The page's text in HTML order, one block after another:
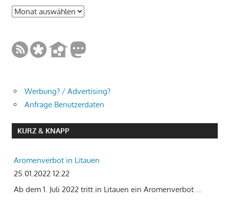
Archive
Werbung? / Advertising?
Anfrage Benutzerdaten
KURZ & KNAPP
Aromenverbot in Litauen
25.01.2022 12:22
Ab dem 1. Juli 2022 tritt in Litauen ein Aromenverbot …